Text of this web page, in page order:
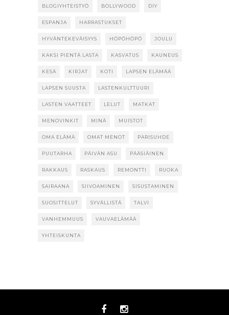
BLOGIYHTEISTYÖ BOLLYWOOD DIY
ESPANJA HARRASTUKSET
HYVÄNTEKEVÄISYYS HÖPÖHÖPÖ JOULU
KAKSI PIENTÄ LASTA KASVATUS KAUNEUS
KESÄ KIRJAT KOTI LAPSEN ELÄMÄÄ
LAPSEN SUUSTA LASTENKULTTUURI
LASTEN VAATTEET LELUT MATKAT
MENOVINKIT MINÄ MUISTOT
OMA ELÄMÄ OMAT MENOT PARISUHDE
PUUTARHA PÄIVÄN ASU PÄÄSIÄINEN
RAKKAUS RASKAUS REMONTTI RUOKA
SAIRAANA SIIVOAMINEN SISUSTAMINEN
SUOSITTELUT SYVÄLLISTÄ TALVI
VANHEMMUUS VAUVAELÄMÄÄ
YHTEISKUNTA